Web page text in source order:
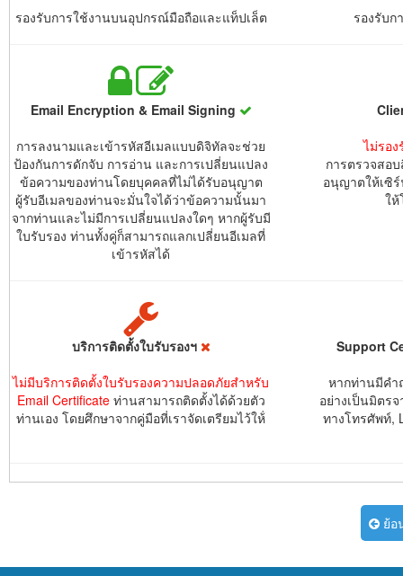
รองรับการใช้งานบนอุปกรณ์มือถือและแท็ปเล็ต
รองรับก
Email Encryption & Email Signing
การลงนามและเข้ารหัสอีเมลแบบดิจิทัลจะช่วย
ป้องกันการดักจับ การอ่าน และการเปลี่ยนแปลง
ข้อความของท่านโดยบุคคลที่ไม่ได้รับอนุญาต
ผู้รับอีเมลของท่านจะมั่นใจได้ว่าข้อความนั้นมา
จากท่านและไม่มีการเปลี่ยนแปลงใดๆ หากผู้รับมี
ใบรับรอง ท่านทั้งคู่ก็สามารถแลกเปลี่ยนอีเมลที่
เข้ารหัสได้
ไม่รอ
การตรวจสอ
อนุญาตให้เซิ
ให้
บริการติดตั้งใบรับรองฯ
ไม่มีบริการติดตั้งใบรับรองความปลอดภัยสำหรับ
Email Certificate ท่านสามารถติดตั้งได้ด้วยตัว
ท่านเอง โดยศึกษาจากคู่มือที่เราจัดเตรียมไว้ให้่
Support
หากท่านมีคำ
อย่างเป็นมิตร
ทางโทรศัพท์,
ย้อ